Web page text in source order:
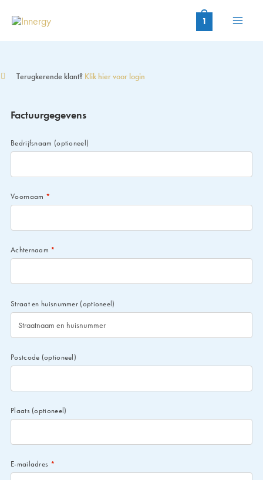
naar
1
Terugkerende klant? Klik hier voor login
Factuurgegevens
Bedrijfsnaam (optioneel)
Voornaam *
Achternaam *
Straat en huisnummer (optioneel)
Postcode (optioneel)
Plaats (optioneel)
E-mailadres *